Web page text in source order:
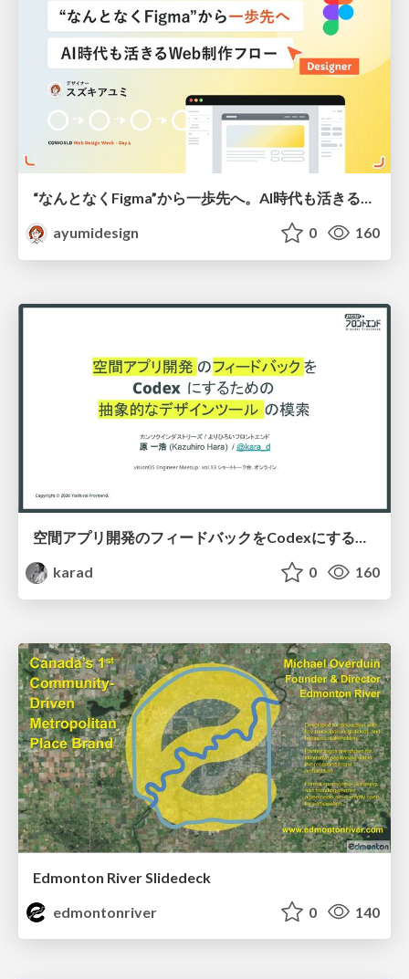
ayumidesign
0 160
空間アプリ開発のフィードバックをCodexにするための抽象的なデザインツールの模索
karad
0 160
Edmonton River Slidedeck
edmontonriver
0 140